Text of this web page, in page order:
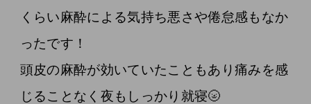
くらい麻酔による気持ち悪さや倦怠感もなか
ったです！
頭皮の麻酔が効いていたこともあり痛みを感
じることなく夜もしっかり就寝🌝